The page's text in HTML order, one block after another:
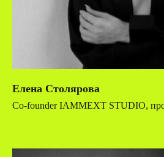
Елена Столярова
Co-founder IAMMEXT STUDIO,